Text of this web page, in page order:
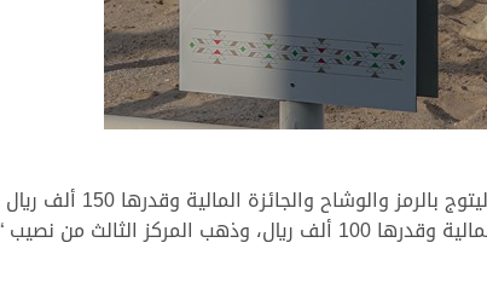
بينما احتل سعيد علي سعيد الخيارين الهاجري المركز الأول في شوط
“ضن”، لتحل “حلا” المركزالثاني وتهدي مالكها جابر زيد علي الشراب القرح الوشاح والجائزة المالية وقدرها 100 ألف